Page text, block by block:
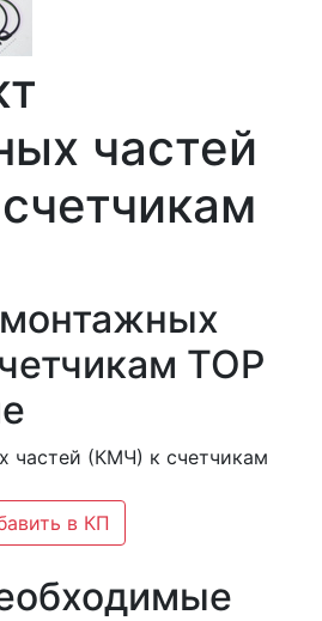
частей
ТОР
частей (КМЧ) к счетчикам
в КП